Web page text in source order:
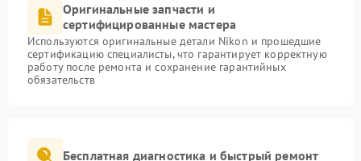
Оригинальные запчасти и
сертифицированные мастера
Используются оригинальные детали Nikon и прошедшие
сертификацию специалисты, что гарантирует корректную
работу после ремонта и сохранение гарантийных
обязательств
Бесплатная диагностика и быстрый ремонт